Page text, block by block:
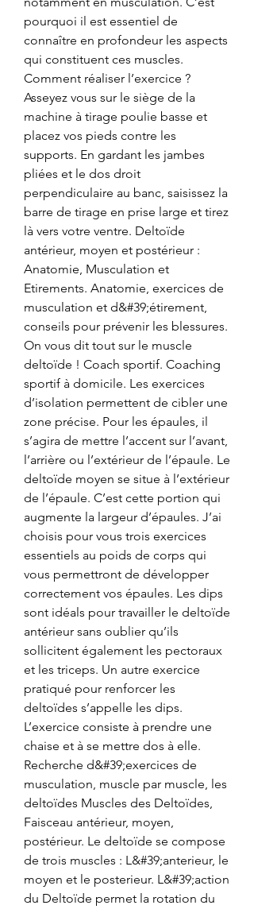
pourquoi il est essentiel de
connaître en profondeur les aspects
qui constituent ces muscles.
Comment réaliser l’exercice ?
Asseyez vous sur le siège de la
machine à tirage poulie basse et
placez vos pieds contre les
supports. En gardant les jambes
pliées et le dos droit
perpendiculaire au banc, saisissez la
barre de tirage en prise large et tirez
là vers votre ventre. Deltoïde
antérieur, moyen et postérieur :
Anatomie, Musculation et
Etirements. Anatomie, exercices de
musculation et d&#39;étirement,
conseils pour prévenir les blessures.
On vous dit tout sur le muscle
deltoïde ! Coach sportif. Coaching
sportif à domicile. Les exercices
d’isolation permettent de cibler une
zone précise. Pour les épaules, il
s’agira de mettre l’accent sur l’avant,
l’arrière ou l’extérieur de l’épaule. Le
deltoïde moyen se situe à l’extérieur
de l’épaule. C’est cette portion qui
augmente la largeur d’épaules. J’ai
choisis pour vous trois exercices
essentiels au poids de corps qui
vous permettront de développer
correctement vos épaules. Les dips
sont idéals pour travailler le deltoïde
antérieur sans oublier qu’ils
sollicitent également les pectoraux
et les triceps. Un autre exercice
pratiqué pour renforcer les
deltoïdes s’appelle les dips.
L’exercice consiste à prendre une
chaise et à se mettre dos à elle.
Recherche d&#39;exercices de
musculation, muscle par muscle, les
deltoïdes Muscles des Deltoïdes,
Faisceau antérieur, moyen,
postérieur. Le deltoïde se compose
de trois muscles : L&#39;anterieur, le
moyen et le posterieur. L&#39;action
du Deltoïde permet la rotation du